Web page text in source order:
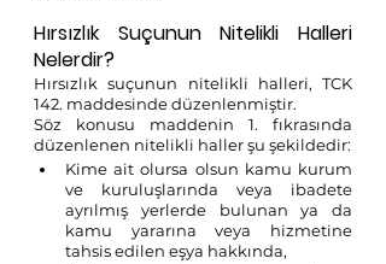
Hırsızlık Suçunun Nitelikli Halleri
Nelerdir?
Hırsızlık suçunun nitelikli halleri, TCK
142. maddesinde düzenlenmiştir.
Söz konusu maddenin 1. fıkrasında
düzenlenen nitelikli haller şu şekildedir:
Kime ait olursa olsun kamu kurum
ve kuruluşlarında veya ibadete
ayrılmış yerlerde bulunan ya da
kamu yararına veya hizmetine
tahsis edilen eşya hakkında,